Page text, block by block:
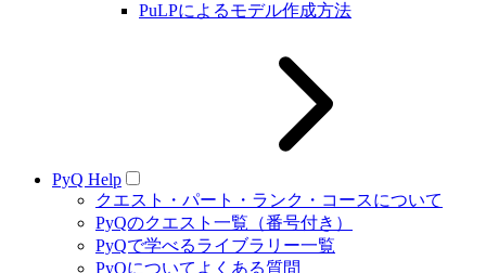
PuLPによるモデル作成方法
PyQ Help
クエスト・パート・ランク・コースについて
PyQのクエスト一覧（番号付き）
PyQで学べるライブラリー一覧
PyQについてよくある質問